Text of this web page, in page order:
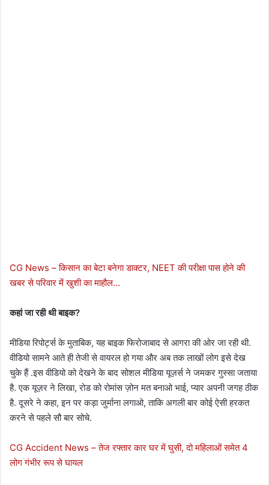
CG News – किसान का बेटा बनेगा डाक्टर, NEET की परीक्षा पास होने की
खबर से परिवार में खुशी का माहौल…
कहां जा रही थी बाइक?
मीडिया रिपोर्ट्स के मुताबिक, यह बाइक फिरोजाबाद से आगरा की ओर जा रही थी.
वीडियो सामने आते ही तेजी से वायरल हो गया और अब तक लाखों लोग इसे देख
चुके हैं .इस वीडियो को देखने के बाद सोशल मीडिया यूज़र्स ने जमकर गुस्सा जताया
है. एक यूज़र ने लिखा, रोड को रोमांस ज़ोन मत बनाओ भाई, प्यार अपनी जगह ठीक
है. दूसरे ने कहा, इन पर कड़ा जुर्माना लगाओ, ताकि अगली बार कोई ऐसी हरकत
करने से पहले सौ बार सोचे.
CG Accident News – तेज रफ्तार कार घर में घुसी, दो महिलाओं समेत 4
लोग गंभीर रूप से घायल